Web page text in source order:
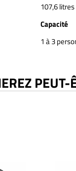
107,6 litres
Capacité
1 à 3
PEUT-